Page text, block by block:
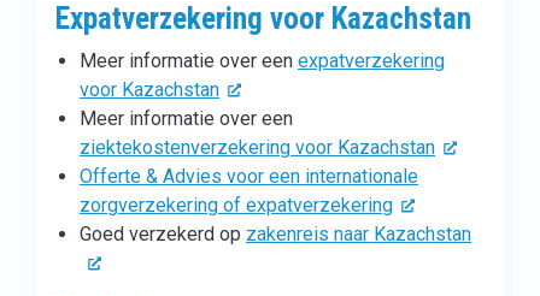
Expatverzekering voor Kazachstan
Meer informatie over een expatverzekering
voor Kazachstan
Meer informatie over een
ziektekostenverzekering voor Kazachstan
Offerte & Advies voor een internationale
zorgverzekering of expatverzekering
Goed verzekerd op zakenreis naar Kazachstan